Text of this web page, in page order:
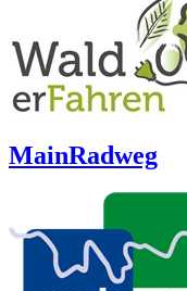
MainRadweg